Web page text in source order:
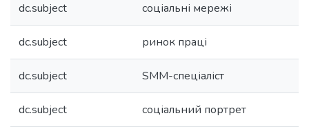
dc.subject соціальні мережі
dc.subject ринок праці
dc.subject SMM-спеціаліст
dc.subject соціальний портрет